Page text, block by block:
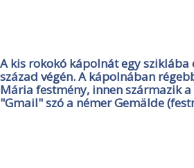
A kis rokokó kápolnát egy sziklába
század végén. A kápolnában
Mária festmény, innen származik a
"Gmail" szó a némer Gemälde